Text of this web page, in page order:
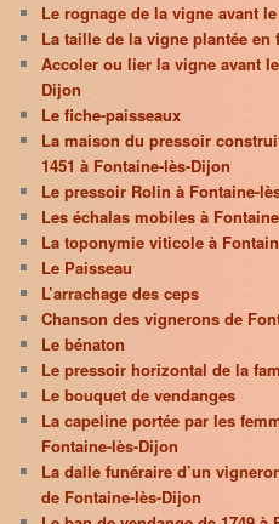
Le rognage de la vigne avant
La taille de la vigne plantée en
Accoler ou lier la vigne avant
Dijon
Le fiche-paisseaux
La maison du pressoir
1451 à Fontaine-lès-Dijon
Le pressoir Rolin à Fontaine-
Les échalas mobiles à
La toponymie viticole à
Le Paisseau
L’arrachage des ceps
Chanson des vignerons de
Le bénaton
Le pressoir horizontal de la
Le bouquet de vendanges
La capeline portée par les
Fontaine-lès-Dijon
La dalle funéraire d’un
de Fontaine-lès-Dijon